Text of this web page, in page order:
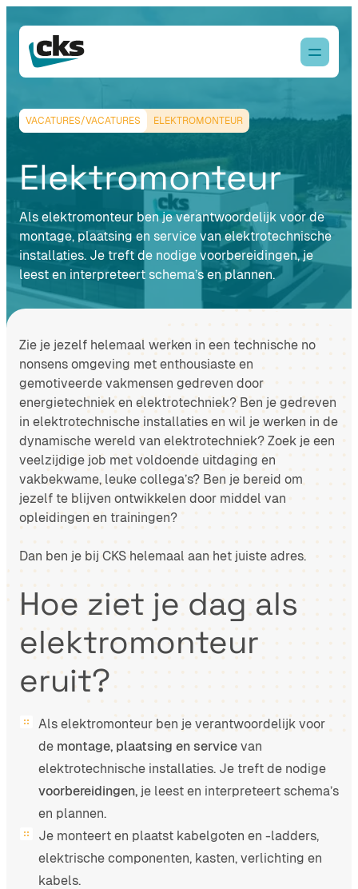
VACATURES/VACATURES ELEKTROMONTEUR
Elektromonteur
Als elektromonteur ben je verantwoordelijk voor de
montage, plaatsing en service van elektrotechnische
installaties. Je treft de nodige voorbereidingen, je
leest en interpreteert schema’s en plannen.
Zie je jezelf helemaal werken in een technische no
nonsens omgeving met enthousiaste en
gemotiveerde vakmensen gedreven door
energietechniek en elektrotechniek? Ben je gedreven
in elektrotechnische installaties en wil je werken in de
dynamische wereld van elektrotechniek? Zoek je een
veelzijdige job met voldoende uitdaging en
vakbekwame, leuke collega’s? Ben je bereid om
jezelf te blijven ontwikkelen door middel van
opleidingen en trainingen?
Dan ben je bij CKS helemaal aan het juiste adres.
Hoe ziet je dag als
elektromonteur
eruit?
Als elektromonteur ben je verantwoordelijk voor
de montage, plaatsing en service van
elektrotechnische installaties. Je treft de nodige
voorbereidingen, je leest en interpreteert schema’s
en plannen.
Je monteert en plaatst kabelgoten en -ladders,
elektrische componenten, kasten, verlichting en
kabels.